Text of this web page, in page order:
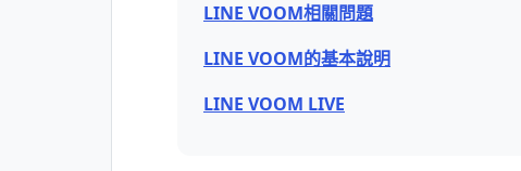
LINE VOOM相關問題
LINE VOOM的基本說明
LINE VOOM LIVE